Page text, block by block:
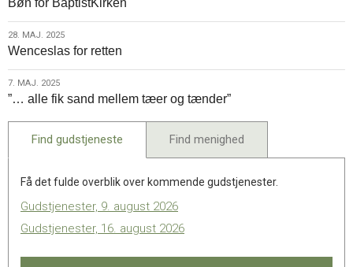
maj.
2025
28.
maj.
2025
28. MAJ. 2025
Wenceslas for retten
7.
maj.
7. MAJ. 2025
”… alle fik sand mellem tæer og tænder”
Find gudstjeneste Find menighed
Få det fulde overblik over kommende gudstjenester.
Gudstjenester, 9. august 2026
Gudstjenester, 16. august 2026